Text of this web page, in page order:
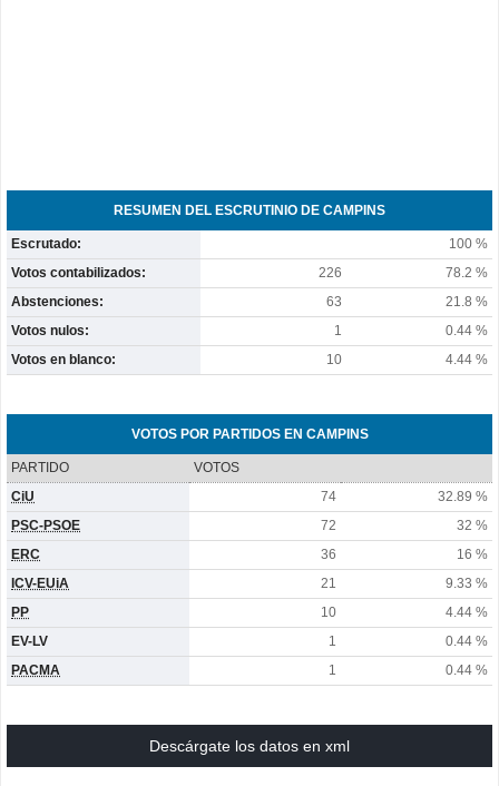
RESUMEN DEL ESCRUTINIO DE CAMPINS
Escrutado:
100 %
Votos contabilizados:
226
78.2 %
Abstenciones:
63
21.8 %
Votos nulos:
1
0.44 %
Votos en blanco:
10 4.44 %
VOTOS POR PARTIDOS EN CAMPINS
PARTIDO
VOTOS
CiU
74
32.89 %
PSC-PSOE
72
32 %
ERC
36
16 %
ICV-EUiA
21
9.33 %
PP
10
4.44 %
EV-LV
1
0.44 %
PACMA
1 0.44 %
Descárgate los datos en xml